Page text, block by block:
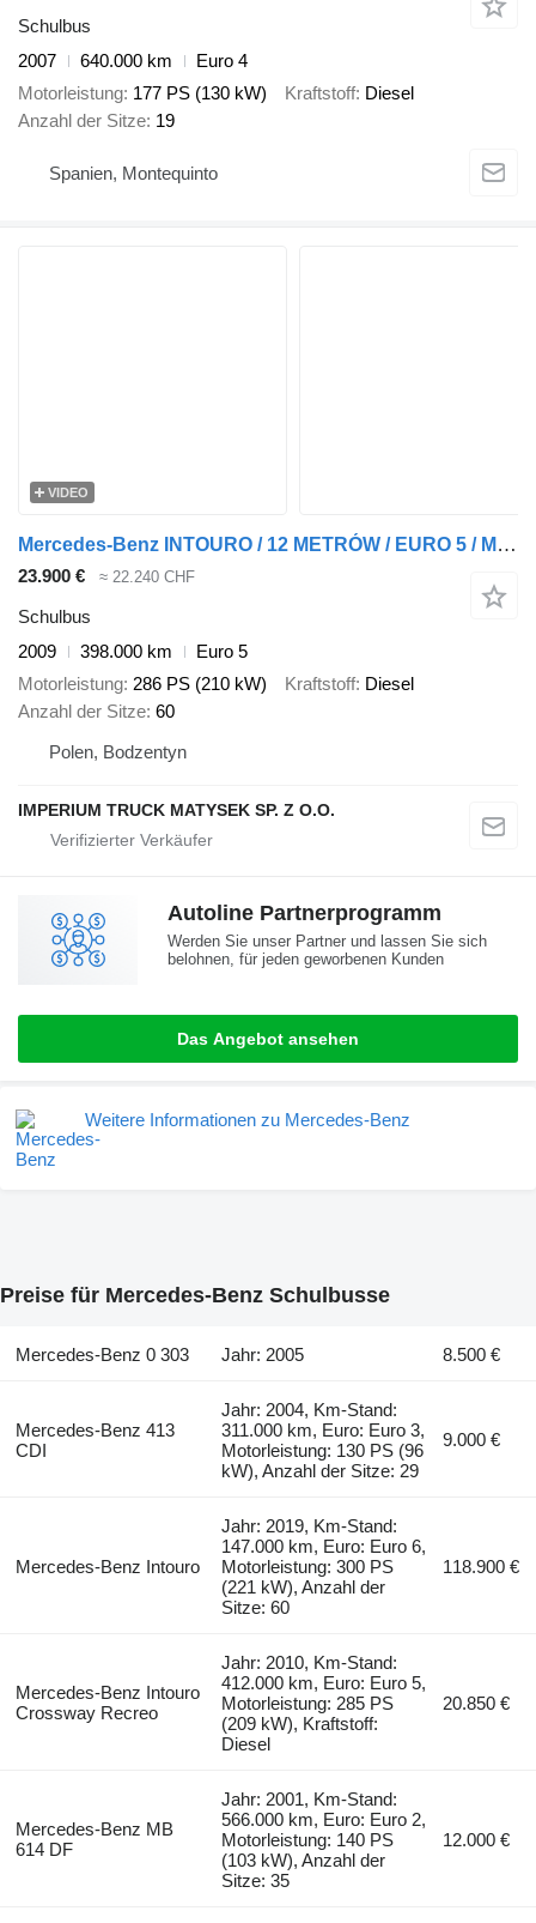
Schulbus
2007
640.000 km
Euro 4
Motorleistung 177 PS (130 kW) Kraftstoff Diesel
Anzahl der Sitze 19
Spanien, Montequinto
VIDEO
Mercedes-Benz INTOURO / 12 METRÓW / EURO 5 / MANUAL / SPROWADZONY
23.900 € ≈ 22.240 CHF
Schulbus
2009
398.000 km
Euro 5
Motorleistung 286 PS (210 kW) Kraftstoff Diesel
Anzahl der Sitze 60
Polen, Bodzentyn
IMPERIUM TRUCK MATYSEK SP. Z O.O.
Autoline Partnerprogramm
Werden Sie unser Partner und lassen Sie sich
belohnen, für jeden geworbenen Kunden
Das Angebot ansehen
Weitere Informationen zu Mercedes-Benz
Preise für Mercedes-Benz Schulbusse
Mercedes-Benz 0 303 Jahr: 2005 8.500 €
Mercedes-Benz 413
CDI
Jahr: 2004, Km-Stand:
311.000 km, Euro: Euro 3,
Motorleistung: 130 PS (96
kW), Anzahl der Sitze: 29
9.000 €
Mercedes-Benz Intouro
Jahr: 2019, Km-Stand:
147.000 km, Euro: Euro 6,
Motorleistung: 300 PS
(221 kW), Anzahl der
Sitze: 60
118.900 €
Mercedes-Benz Intouro
Crossway Recreo
Jahr: 2010, Km-Stand:
412.000 km, Euro: Euro 5,
Motorleistung: 285 PS
(209 kW), Kraftstoff:
Diesel
20.850 €
Mercedes-Benz MB
614 DF
Jahr: 2001, Km-Stand:
566.000 km, Euro: Euro 2,
Motorleistung: 140 PS
(103 kW), Anzahl der
Sitze: 35
12.000 €